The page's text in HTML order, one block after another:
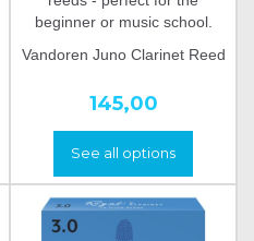
beginner or music school.
Vandoren Juno Clarinet Reed
145,00
See all options